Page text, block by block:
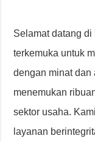
Selamat datang di
terkemuka untuk
dengan minat dan
menemukan
sektor usaha.
layanan